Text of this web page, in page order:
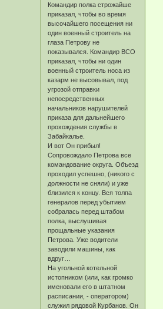
Командир полка строжайше
приказал, чтобы во время
высочайшего посещения ни
один военный строитель на
глаза Петрову не
показывался. Командир ВСО
приказал, чтобы ни один
военный строитель носа из
казарм не высовывал, под
угрозой отправки
непосредственных
начальников нарушителей
приказа для дальнейшего
прохождения службы в
Забайкалье.
И вот Он прибыл!
Сопровождало Петрова все
командование округа. Объезд
проходил успешно, (никого с
должности не сняли) и уже
близился к концу. Вся толпа
генералов перед убытием
собралась перед штабом
полка, выслушивая
прощальные указания
Петрова. Уже водители
заводили машины, как
вдруг…
На угольной котельной
истопником (или, как громко
именовали его в штатном
расписании, - оператором)
служил рядовой Курбанов. Он